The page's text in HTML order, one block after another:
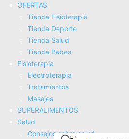
OFERTAS
Tienda Fisioterapia
Tienda Deporte
Tienda Salud
Tienda Bebes
Fisioterapia
Electroterapia
Tratamientos
Masajes
SUPERALIMENTOS
Salud
Consejos sobre salud
Cómo una Buena
Mejorar tu Rendimiento
Fisioterapia